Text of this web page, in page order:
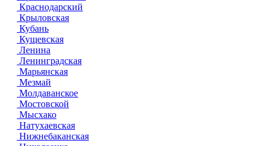
Краснодарский
Крыловская
Кубань
Кущевская
Ленина
Ленинградская
Марьянская
Мезмай
Молдаванское
Мостовской
Мысхако
Натухаевская
Нижнебаканская